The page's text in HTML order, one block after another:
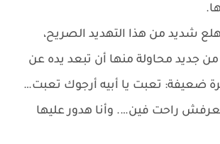
شديد من هذا التهديد الصريح،
جديد محاولة منها أن تبعد يده عن
ضعيفة: تعبت يا أبيه أرجوك تعبت…
راحت فين…. وأنا هدور عليها